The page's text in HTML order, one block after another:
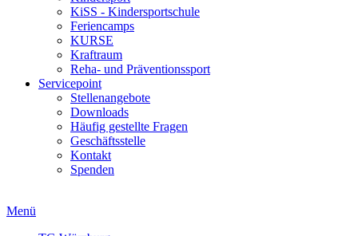
KiSS - Kindersportschule
Feriencamps
KURSE
Kraftraum
Reha- und Präventionssport
Servicepoint
Stellenangebote
Downloads
Häufig gestellte Fragen
Geschäftsstelle
Kontakt
Spenden
Menü